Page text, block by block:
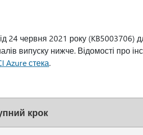
24 червня 2021 року (KB5003706)
випуску нижче. Відомості про
Azure стека.
крок